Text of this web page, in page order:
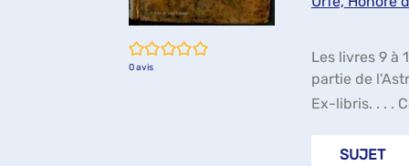
/5
0avis
Les livres 9 à
partie de
Ex-libris. . . .
SUJET